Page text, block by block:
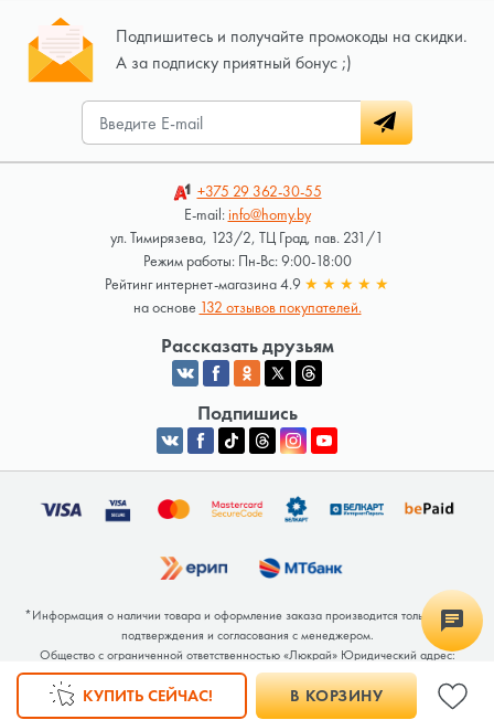
В КОРЗИНУ
КУПИТЬ СЕЙЧАС!
Подпишитесь и получайте промокоды на скидки.
А за подписку приятный бонус ;)
+375 29362-30-55
E-mail:info@homy.by
ул. Тимирязева, 123/2, ТЦ Град, пав. 231/1
Режим работы: Пн-Вс: 9:00-18:00
Рейтинг интернет-магазина 4.9 ★ ★ ★ ★ ★
на основе 132 отзывов покупателей.
Рассказать друзьям
Подпишись
*Информация о наличии товара и оформление заказа производится только после
подтверждения и согласования с менеджером.
Общество с ограниченной ответственностью «Люкрай» Юридический адрес:
220062, г. Минск, ул. Тимирязева, дом 123, корп. 2, оф. 367/2 Почтовый адрес:
220062, г. Минск, ул. Тимирязева, дом 123, корп. 2, оф. 367/2 УНП 691764371
Интернет-магазин зарегистрирован в Торговом реестре РБ под номером 768117 от